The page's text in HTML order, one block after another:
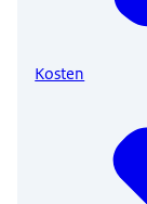
Kosten